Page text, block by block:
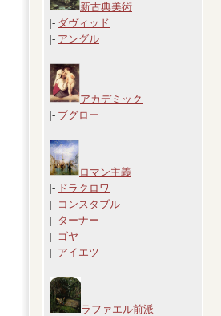
新古典美術
|- ダヴィッド
|- アングル
アカデミック
|- ブグロー
ロマン主義
|- ドラクロワ
|- コンスタブル
|- ターナー
|- ゴヤ
|- アイエツ
ラファエル前派